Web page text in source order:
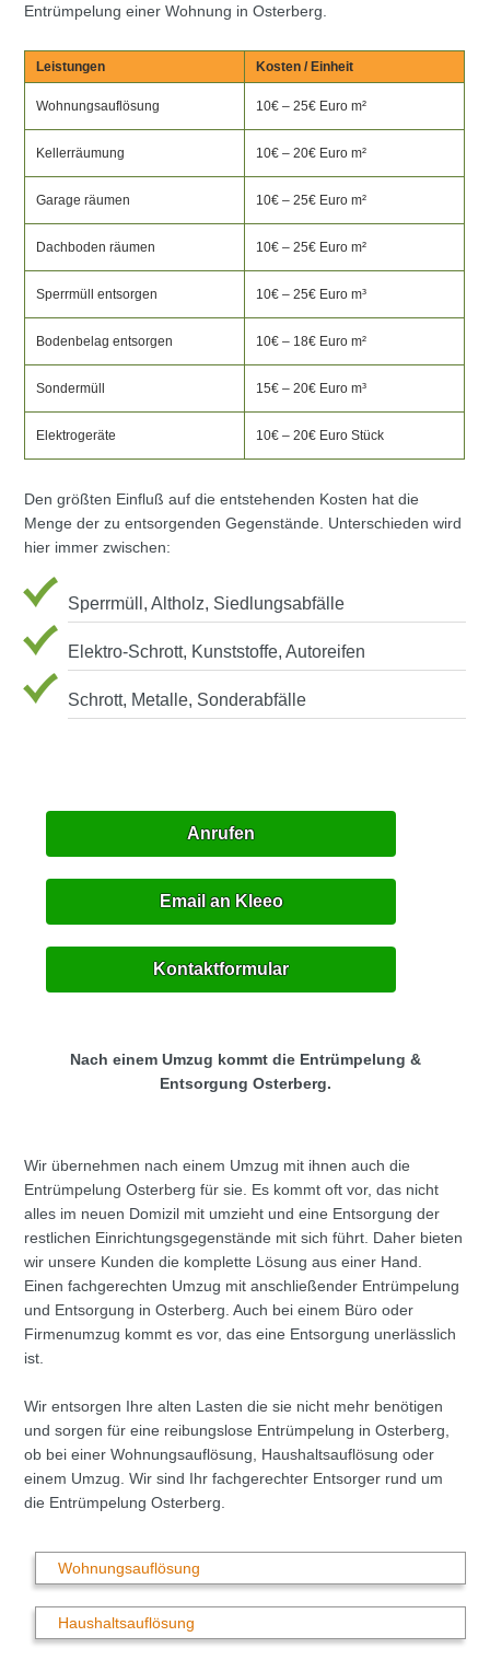
Entrümpelung einer Wohnung in Osterberg.
Leistungen Kosten / Einheit
Wohnungsauflösung 10€ – 25€ Euro m²
Kellerräumung 10€ – 20€ Euro m²
Garage räumen 10€ – 25€ Euro m²
Dachboden räumen 10€ – 25€ Euro m²
Sperrmüll entsorgen 10€ – 25€ Euro m³
Bodenbelag entsorgen 10€ – 18€ Euro m²
Sondermüll 15€ – 20€ Euro m³
Elektrogeräte 10€ – 20€ Euro Stück
Den größten Einfluß auf die entstehenden Kosten hat die
Menge der zu entsorgenden Gegenstände. Unterschieden wird
hier immer zwischen:
Sperrmüll, Altholz, Siedlungsabfälle
Elektro-Schrott, Kunststoffe, Autoreifen
Schrott, Metalle, Sonderabfälle
Anrufen
Email an Kleeo
Kontaktformular
Nach einem Umzug kommt die Entrümpelung &
Entsorgung Osterberg.
Wir übernehmen nach einem Umzug mit ihnen auch die
Entrümpelung Osterberg für sie. Es kommt oft vor, das nicht
alles im neuen Domizil mit umzieht und eine Entsorgung der
restlichen Einrichtungsgegenstände mit sich führt. Daher bieten
wir unsere Kunden die komplette Lösung aus einer Hand.
Einen fachgerechten Umzug mit anschließender Entrümpelung
und Entsorgung in Osterberg. Auch bei einem Büro oder
Firmenumzug kommt es vor, das eine Entsorgung unerlässlich
ist.
Wir entsorgen Ihre alten Lasten die sie nicht mehr benötigen
und sorgen für eine reibungslose Entrümpelung in Osterberg,
ob bei einer Wohnungsauflösung, Haushaltsauflösung oder
einem Umzug. Wir sind Ihr fachgerechter Entsorger rund um
die Entrümpelung Osterberg.
Wohnungsauflösung
Haushaltsauflösung